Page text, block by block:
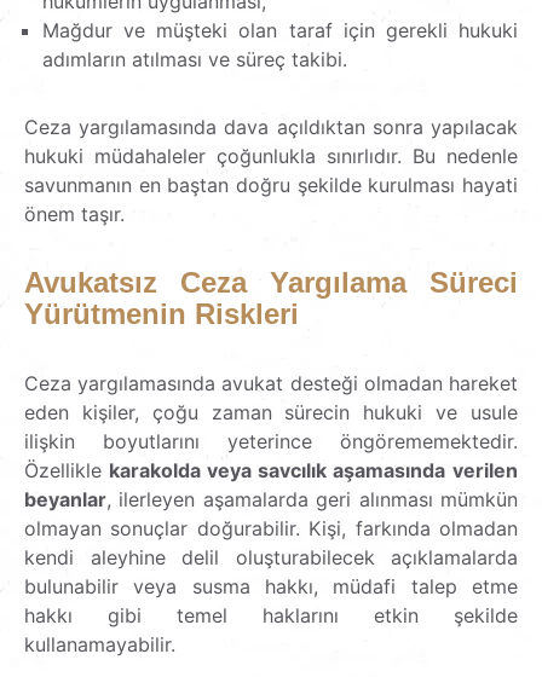
Mağdur ve müşteki olan taraf için gerekli hukuki
adımların atılması ve süreç takibi.
Ceza yargılamasında dava açıldıktan sonra yapılacak
hukuki müdahaleler çoğunlukla sınırlıdır. Bu nedenle
savunmanın en baştan doğru şekilde kurulması hayati
önem taşır.
Avukatsız Ceza Yargılama Süreci
Yürütmenin Riskleri
Ceza yargılamasında avukat desteği olmadan hareket
eden kişiler, çoğu zaman sürecin hukuki ve usule
ilişkin boyutlarını yeterince öngörememektedir.
Özellikle karakolda veya savcılık aşamasında verilen
beyanlar, ilerleyen aşamalarda geri alınması mümkün
olmayan sonuçlar doğurabilir. Kişi, farkında olmadan
kendi aleyhine delil oluşturabilecek açıklamalarda
bulunabilir veya susma hakkı, müdafi talep etme
hakkı gibi temel haklarını etkin şekilde
kullanamayabilir.